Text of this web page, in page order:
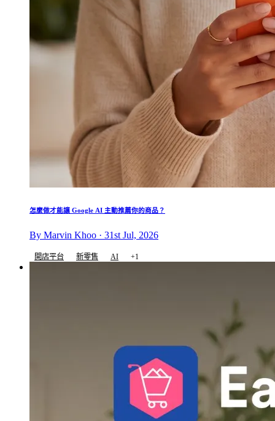
怎麼做才能讓 Google AI 主動推薦你的商品？
By Marvin Khoo · 31st Jul, 2026
開店平台 新零售 AI +1